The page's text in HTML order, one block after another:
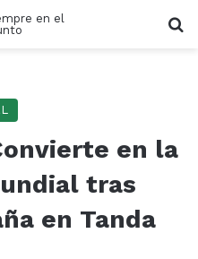
en la
tras
en Tanda